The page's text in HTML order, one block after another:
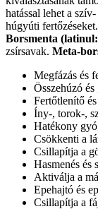
hatással lehet a
húgyúti
Borsmenta
zsírsavak. Meta-
Megfázás és
Összehúzó
Fertőtlenítő
Íny-, torok-,
Hatékony
Csökkenti a
Csillapítja a
Hasmenés és
Aktiválja a
Epehajtó és
Csillapítja a